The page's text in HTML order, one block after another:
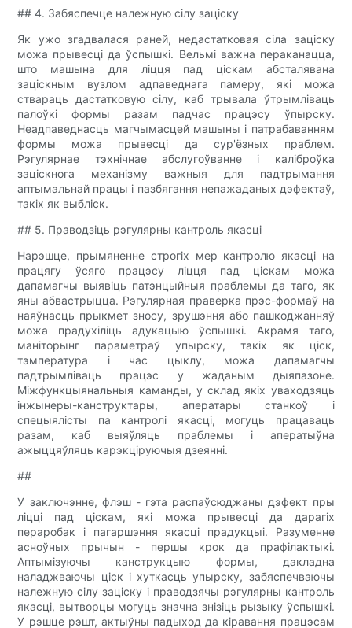
## 4. Забяспечце належную сілу заціску
Як ужо згадвалася раней, недастатковая сіла заціску
можа прывесці да ўспышкі. Вельмі важна пераканацца,
што машына для ліцця пад ціскам абсталявана
заціскным вузлом адпаведнага памеру, які можа
ствараць дастатковую сілу, каб трывала ўтрымліваць
палоўкі формы разам падчас працэсу ўпырску.
Неадпаведнасць магчымасцей машыны і патрабаванням
формы можа прывесці да сур'ёзных праблем.
Рэгулярнае тэхнічнае абслугоўванне і каліброўка
заціскнога механізму важныя для падтрымання
аптымальнай працы і пазбягання непажаданых дэфектаў,
такіх як выбліск.
## 5. Праводзіць рэгулярны кантроль якасці
Нарэшце, прымяненне строгіх мер кантролю якасці на
працягу ўсяго працэсу ліцця пад ціскам можа
дапамагчы выявіць патэнцыйныя праблемы да таго, як
яны абвастрыцца. Рэгулярная праверка прэс-формаў на
наяўнасць прыкмет зносу, зрушэння або пашкоджанняў
можа прадухіліць адукацыю ўспышкі. Акрамя таго,
маніторынг параметраў упырску, такіх як ціск,
тэмпература і час цыклу, можа дапамагчы
падтрымліваць працэс у жаданым дыяпазоне.
Міжфункцыянальныя каманды, у склад якіх уваходзяць
інжынеры-канструктары, аператары станкоў і
спецыялісты па кантролі якасці, могуць працаваць
разам, каб выяўляць праблемы і аператыўна
ажыццяўляць карэкціруючыя дзеянні.
##
У заключэнне, флэш - гэта распаўсюджаны дэфект пры
ліцці пад ціскам, які можа прывесці да дарагіх
пераробак і пагаршэння якасці прадукцыі. Разуменне
асноўных прычын - першы крок да прафілактыкі.
Аптымізуючы канструкцыю формы, дакладна
наладжваючы ціск і хуткасць упырску, забяспечваючы
належную сілу заціску і праводзячы рэгулярны кантроль
якасці, вытворцы могуць значна знізіць рызыку ўспышкі.
У рэшце рэшт, актыўны падыход да кіравання працэсам